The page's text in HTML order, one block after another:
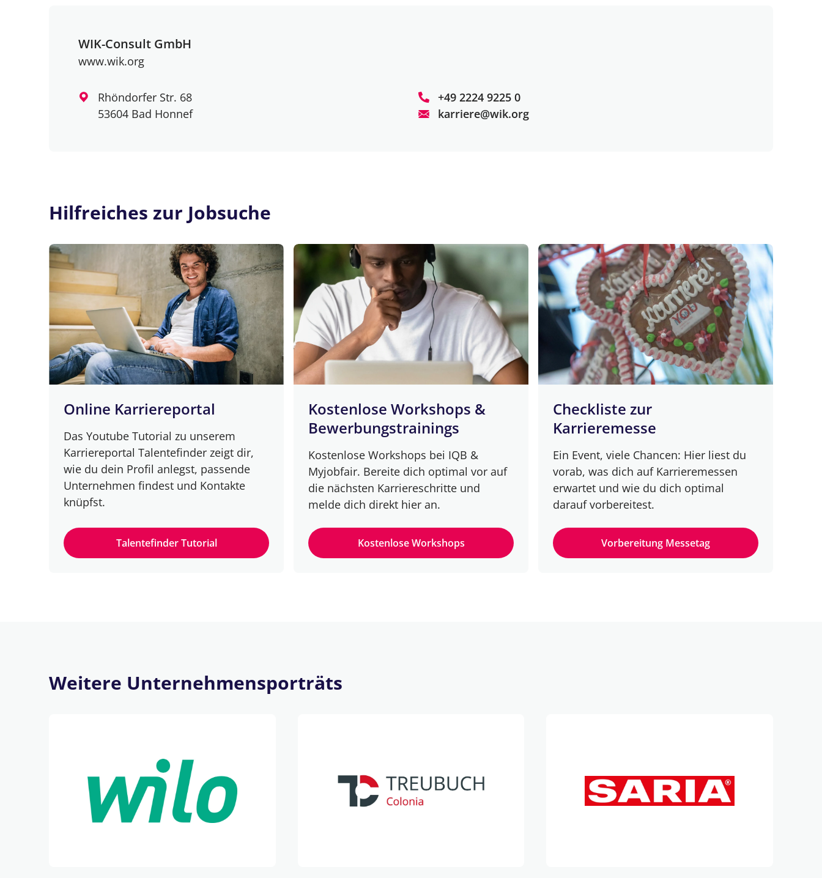
WIK-Consult GmbH
www.wik.org
Rhöndorfer Str. 68
53604 Bad Honnef
+49 2224 9225 0
karriere@wik.org
Hilfreiches zur Jobsuche
Online Karriereportal
Das Youtube Tutorial zu unserem
Karriereportal Talentefinder zeigt dir,
wie du dein Profil anlegst, passende
Unternehmen findest und Kontakte
knüpfst.
Talentefinder Tutorial
Kostenlose Workshops &
Bewerbungstrainings
Kostenlose Workshops bei IQB &
Myjobfair. Bereite dich optimal vor auf
die nächsten Karriereschritte und
melde dich direkt hier an.
Kostenlose Workshops
Checkliste zur
Karrieremesse
Ein Event, viele Chancen: Hier liest du
vorab, was dich auf Karrieremessen
erwartet und wie du dich optimal
darauf vorbereitest.
Vorbereitung Messetag
Weitere Unternehmensporträts